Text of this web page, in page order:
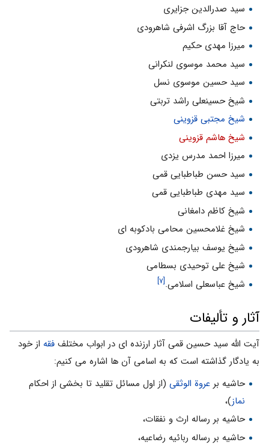
سید صدرالدین جزایری
حاج آقا بزرگ اشرفی شاهرودی
میرزا مهدی حکیم
سید محمد موسوی لنکرانی
سید حسین موسوی نسل
شیخ حسینعلی راشد تربتی
شیخ مجتبی قزوینی
شیخ هاشم قزوینی
میرزا احمد مدرس یزدی
سید حسن طباطبایی قمی
سید مهدی طباطبایی قمی
شیخ کاظم دامغانی
شیخ غلامحسین محامی بادکوبه ای
شیخ یوسف بیارجمندی شاهرودی
شیخ علی توحیدی بسطامی
شیخ عباسعلی اسلامی.[۷]
آثار و تألیفات
آیت الله سید حسین قمی آثار ارزنده ای در ابواب مختلف فقه از خود
به یادگار گذاشته است که به اسامی آن ها اشاره می کنیم:
حاشیه بر عروة الوثقی(از اول مسائل تقلید تا بخشی از احکام
نماز)،‌
حاشیه بر رساله ارث و نفقات،‌
حاشیه بر رساله ربائیه رضاعیه،